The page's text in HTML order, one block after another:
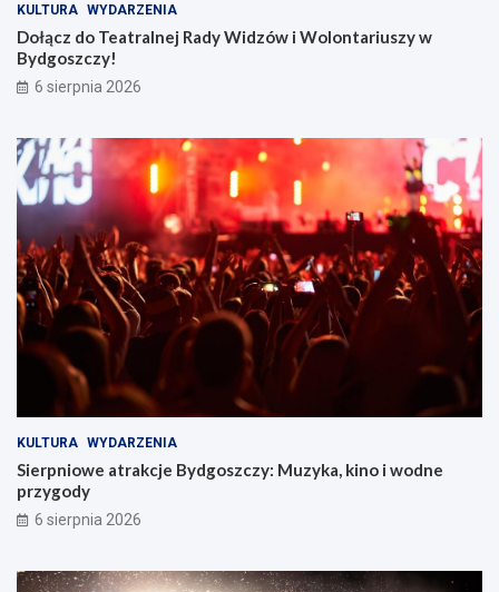
KULTURA WYDARZENIA
Dołącz do Teatralnej Rady Widzów i Wolontariuszy w
Bydgoszczy!
6 sierpnia 2026
KULTURA WYDARZENIA
Sierpniowe atrakcje Bydgoszczy: Muzyka, kino i wodne
przygody
6 sierpnia 2026